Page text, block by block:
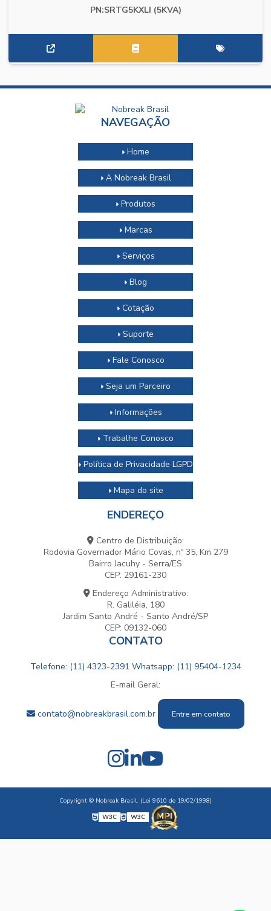
PN:SRTG5KXLI (5KVA)
NAVEGAÇÃO
Home
A Nobreak Brasil
Produtos
Marcas
Serviços
Blog
Cotação
Suporte
Fale Conosco
Seja um Parceiro
Informações
Trabalhe Conosco
Política de Privacidade LGPD
Mapa do site
ENDEREÇO
Centro de Distribuição:
Rodovia Governador Mário Covas, nº 35, Km 279
Bairro Jacuhy - Serra/ES
CEP: 29161-230
Endereço Administrativo:
R. Galiléia, 180
Jardim Santo André - Santo André/SP
CEP: 09132-060
CONTATO
Telefone: (11) 4323-2391 Whatsapp: (11) 95404-1234
E-mail Geral:
contato@nobreakbrasil.com.br Entre em contato
Copyright © Nobreak Brasil. (Lei 9610 de 19/02/1998)
W3C
W3C